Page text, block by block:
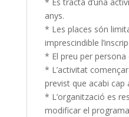
anys.
* Les places són
imprescindible
* El preu per persona
* L’activitat
previst que acabi cap
* L’organització es
modificar el